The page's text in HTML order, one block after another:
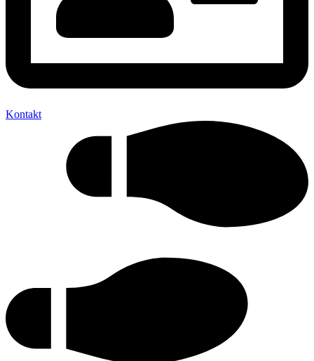
Kontakt